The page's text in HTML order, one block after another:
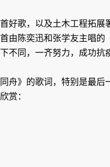
好歌，以及土木工程拓
由陈奕迅和张学友主唱
不同，一齐努力，成功抗
舟》的歌词，特别是最
赏：